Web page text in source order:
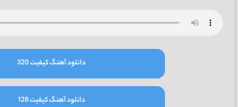
دانلود آهنگ کیفیت 320
دانلود آهنگ کیفیت 128